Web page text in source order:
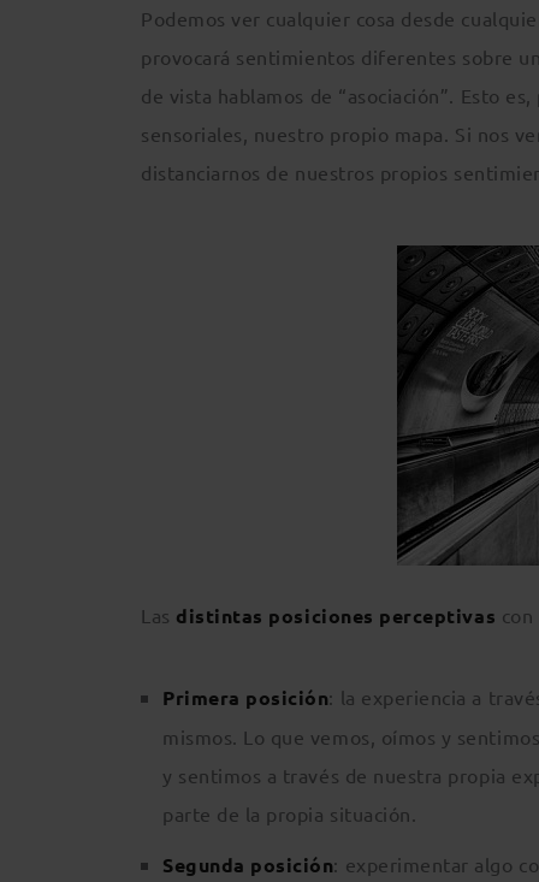
Podemos ver cualquier cosa desde
provocará sentimientos diferentes sobre
de vista hablamos de “asociación”. Esto
sensoriales, nuestro propio mapa. Si nos
distanciarnos de nuestros propios
Las distintas posiciones perceptivas
Primera posición: la experiencia a
mismos. Lo que vemos, oímos y
y sentimos a través de nuestra propia
parte de la propia situación.
Segunda posición: experimentar algo